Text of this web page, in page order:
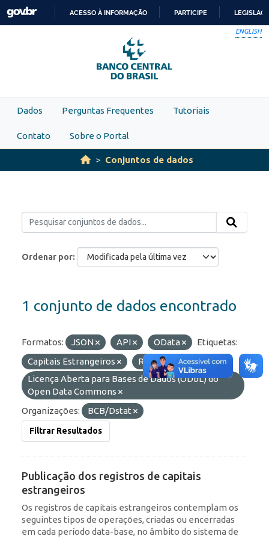
Skip to main content
PARA
O
CONTEÚDO
ACESSO À INFORMAÇÃO PARTICIPE
ENGLISH
Dados Perguntas Frequentes Tutoriais
Contato Sobre o Portal
Conjuntos de dados
Ordenar por
1 conjunto de dados encontrado
Formatos: JSON API OData
Etiquetas:
Capitais Estrangeiros
RDE
Licenças:
Licença Aberta para Bases de Dados (ODbL) do
Open Data Commons
Organizações:
BCB/Dstat
Filtrar Resultados
Publicação dos registros de capitais
estrangeiros
Os registros de capitais estrangeiros contemplam os
seguintes tipos de operações, criadas ou encerradas
em cada período data-base, no âmbito do sistema de